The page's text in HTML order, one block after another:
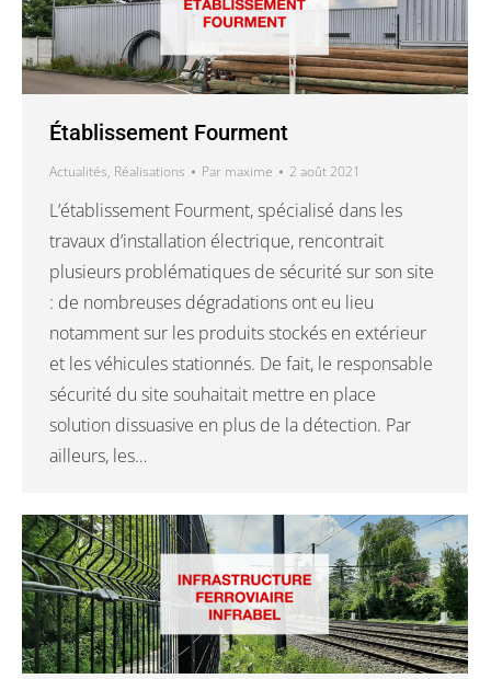
Établissement Fourment
Actualités, Réalisations Par maxime 2 août 2021
L’établissement Fourment, spécialisé dans les
travaux d’installation électrique, rencontrait
plusieurs problématiques de sécurité sur son site
: de nombreuses dégradations ont eu lieu
notamment sur les produits stockés en extérieur
et les véhicules stationnés. De fait, le responsable
sécurité du site souhaitait mettre en place
solution dissuasive en plus de la détection. Par
ailleurs, les…